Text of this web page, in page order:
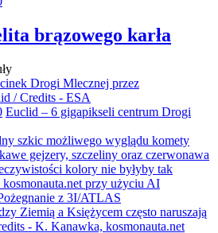
brązowego karła
Euclid – 6 gigapikseli centrum Drogi
z 3I/ATLAS